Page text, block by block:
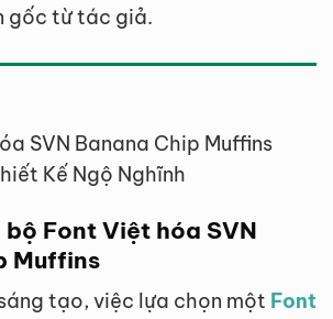
gốc từ tác giả.
SVN Banana Chip Muffins
Kế Ngộ Nghĩnh
Font Việt hóa SVN
Muffins
tạo, việc lựa chọn một Font